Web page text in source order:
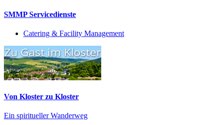
SMMP Servicedienste
Catering & Facility Management
Von Kloster zu Kloster
Ein spiritueller Wanderweg